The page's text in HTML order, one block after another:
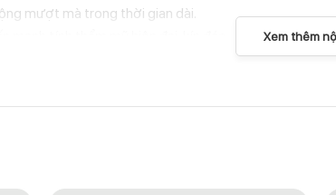
mượt mà trong thời gian dài.
với trang phục techwear, minimal hoặc casual tùy cá
hoặc dính bùn đất.
Xem thêm